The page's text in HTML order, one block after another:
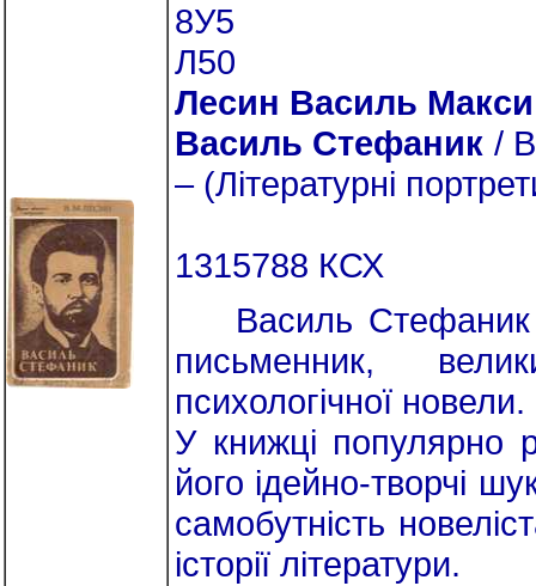
8У5
Л50
Лесин Василь
Василь Стефаник /
– (Літературні
1315788 КСХ
Василь Стефаник
письменник,
психологічної новели.
У книжці популярно
його ідейно-творчі
самобутність
історії літератури.